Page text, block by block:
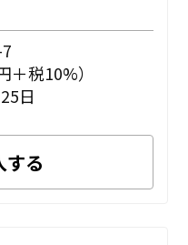
税10%）
日
する